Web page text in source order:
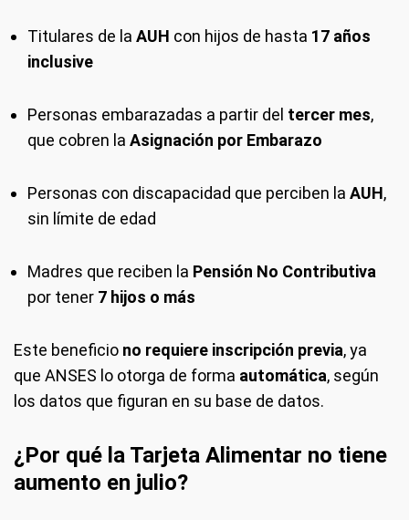
Titulares de la AUH con hijos de hasta 17 años
inclusive
Personas embarazadas a partir del tercer mes,
que cobren la Asignación por Embarazo
Personas con discapacidad que perciben la AUH,
sin límite de edad
Madres que reciben la Pensión No Contributiva
por tener 7 hijos o más
Este beneficio no requiere inscripción previa, ya
que ANSES lo otorga de forma automática, según
los datos que figuran en su base de datos.
¿Por qué la Tarjeta Alimentar no tiene
aumento en julio?